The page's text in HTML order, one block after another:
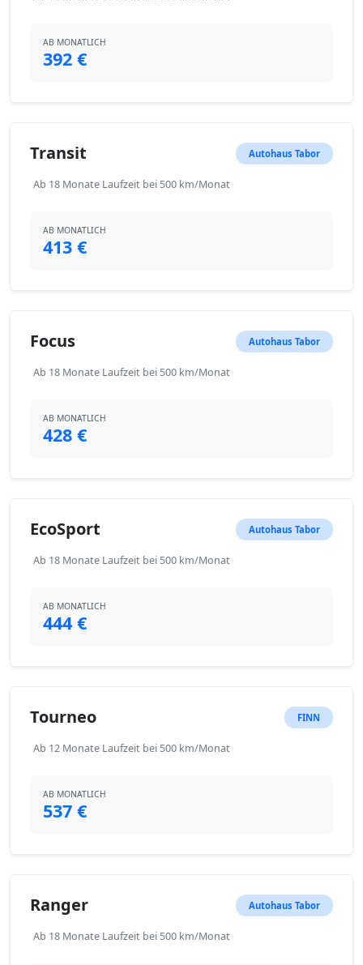
AB MONATLICH
392 €
Transit Autohaus Tabor
Ab 18 Monate Laufzeit bei 500 km/Monat
AB MONATLICH
413 €
Focus Autohaus Tabor
Ab 18 Monate Laufzeit bei 500 km/Monat
AB MONATLICH
428 €
EcoSport Autohaus Tabor
Ab 18 Monate Laufzeit bei 500 km/Monat
AB MONATLICH
444 €
Tourneo FINN
Ab 12 Monate Laufzeit bei 500 km/Monat
AB MONATLICH
537 €
Ranger Autohaus Tabor
Ab 18 Monate Laufzeit bei 500 km/Monat